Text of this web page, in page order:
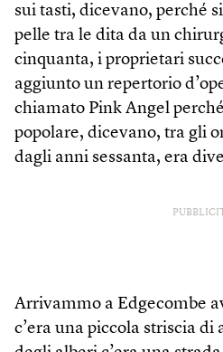
sui tasti, dicevano, perché
pelle tra le dita da un
cinquanta, i proprietari
aggiunto un repertorio
chiamato Pink Angel
popolare, dicevano, tra gli
dagli anni sessanta, era
Arrivammo a Edgecombe
c’era una piccola striscia di